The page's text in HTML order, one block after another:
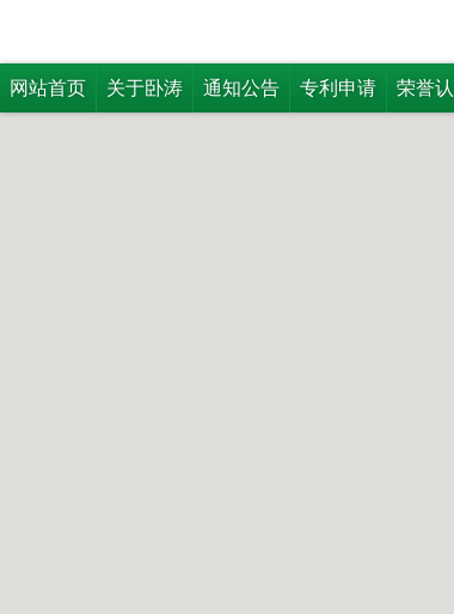
网站首页 关于卧涛 通知公告 专利申请 荣誉